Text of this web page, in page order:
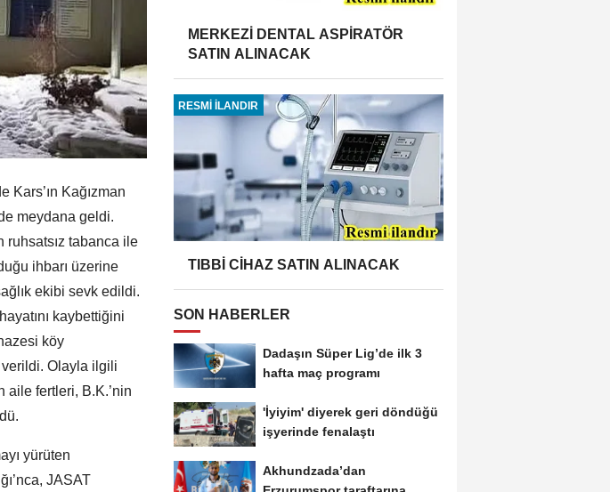
Kars’ın Kağızman
meydana geldi.
ruhsatsız tabanca ile
ihbarı üzerine
ekibi sevk edildi.
kaybettiğini
köy
verildi. Olayla ilgili
aile fertleri, B.K.’nin
yürüten
JASAT
MERKEZİ DENTAL ASPİRATÖR
SATIN ALINACAK
RESMİ İLANDIR
TIBBİ CİHAZ SATIN ALINACAK
SON HABERLER
Dadaşın Süper Lig’de ilk 3
hafta maç programı
'İyiyim' diyerek geri döndüğü
işyerinde fenalaştı
Akhundzada’dan